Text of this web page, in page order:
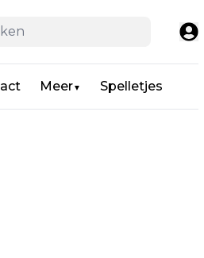
Meer▼ Spelletjes